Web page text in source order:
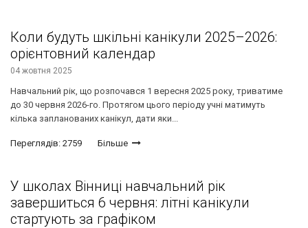
Коли будуть шкільні канікули 2025–2026:
орієнтовний календар
04 жовтня 2025
Навчальний рік, що розпочався 1 вересня 2025 року, триватиме
до 30 червня 2026-го. Протягом цього періоду учні матимуть
кілька запланованих канікул, дати яки...
Переглядів: 2759 Більше
У школах Вінниці навчальний рік
завершиться 6 червня: літні канікули
стартують за графіком